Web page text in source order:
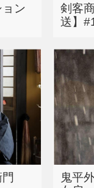
ン
剣客
送】
鬼平